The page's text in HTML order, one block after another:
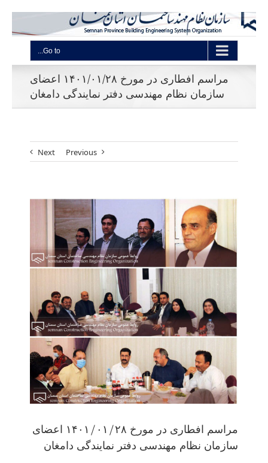
Go to...
مراسم افطاری در مورخ ۱۴۰۱/۰۱/۲۸ اعضای
سازمان نظام مهندسی دفتر نمایندگی دامغان
Previous
Next
View
Larger
Image
مراسم افطاری در مورخ ۱۴۰۱/۰۱/۲۸ اعضای
سازمان نظام مهندسی دفتر نمایندگی دامغان